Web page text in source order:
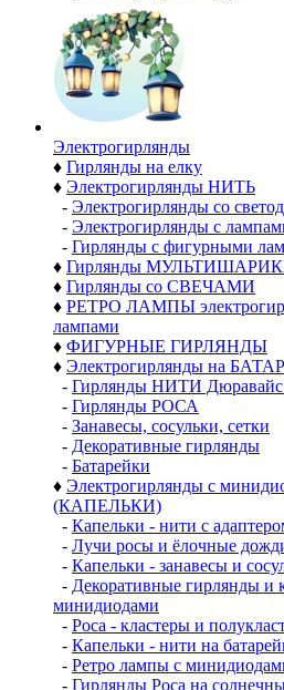
Электро­гирлянды
♦ Гирлянды на елку
♦ Электрогирлянды НИТЬ
- Электрогирлянды со
- Электрогирлянды с
- Гирлянды с фигурными
♦ Гирлянды
♦ Гирлянды со СВЕЧАМИ
♦ РЕТРО ЛАМПЫ
лампами
♦ ФИГУРНЫЕ ГИРЛЯНДЫ
♦ Электрогирлянды на
- Гирлянды НИТИ Дюравайс
- Гирлянды РОСА
- Занавесы, сосульки, сетки
- Декоративные гирлянды
- Батарейки
♦ Электрогирлянды с
(КАПЕЛЬКИ)
- Капельки - нити с
- Лучи росы и ёлочные
- Капельки - занавесы и
- Декоративные гирлянды и
минидиодами
- Роса - кластеры и
- Капельки - нити на
- Ретро лампы с
- Гирлянды Роса на